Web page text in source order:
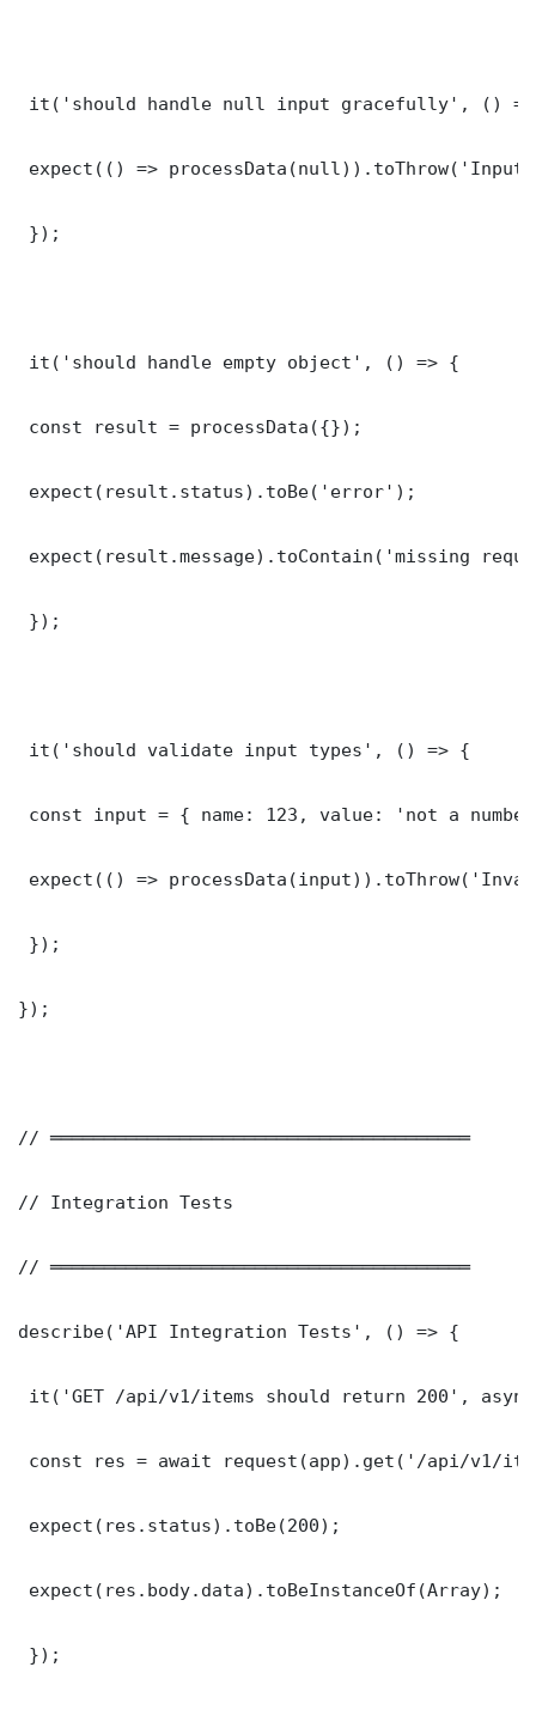
it('should handle null input gracefully', ()
expect(() =>
});
it('should handle empty object', () => {
const result = processData({});
expect(result.status).toBe('error');
expect(result.message).toContain('missing
});
it('should validate input types', () => {
const input = { name: 123, value: 'not a
expect(() =>
});
});
// ═══════════════════════════════════════
// Integration Tests
// ═══════════════════════════════════════
describe('API Integration Tests', () => {
it('GET /api/v1/items should return 200',
const res = await request(app).get('/api/v1/
expect(res.status).toBe(200);
expect(res.body.data).toBeInstanceOf(Array);
});